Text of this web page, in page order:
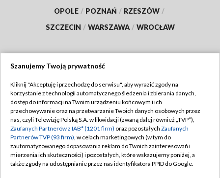
OPOLE / POZNAŃ / RZESZÓW /
SZCZECIN / WARSZAWA / WROCŁAW
TVP
Abonament TVP
Emisja w TVP
Centrum informacji TVP
Naziemna Telewizja Cyfrowa
Regulamin TVP
Polityka prywatności
Moje zgody
Pomoc
Szanujemy Twoją prywatność
Kliknij "Akceptuję i przechodzę do serwisu", aby wyrazić zgody na
korzystanie z technologii automatycznego śledzenia i zbierania danych,
dostęp do informacji na Twoim urządzeniu końcowym i ich
przechowywanie oraz na przetwarzanie Twoich danych osobowych przez
nas, czyli Telewizję Polską S.A. w likwidacji (zwaną dalej również „TVP”),
Zaufanych Partnerów z IAB* (1201 firm) oraz pozostałych Zaufanych
Partnerów TVP (93 firm), w celach marketingowych (w tym do
zautomatyzowanego dopasowania reklam do Twoich zainteresowań i
mierzenia ich skuteczności) i pozostałych, które wskazujemy poniżej, a
także zgody na udostępnianie przez nas identyfikatora PPID do Google.